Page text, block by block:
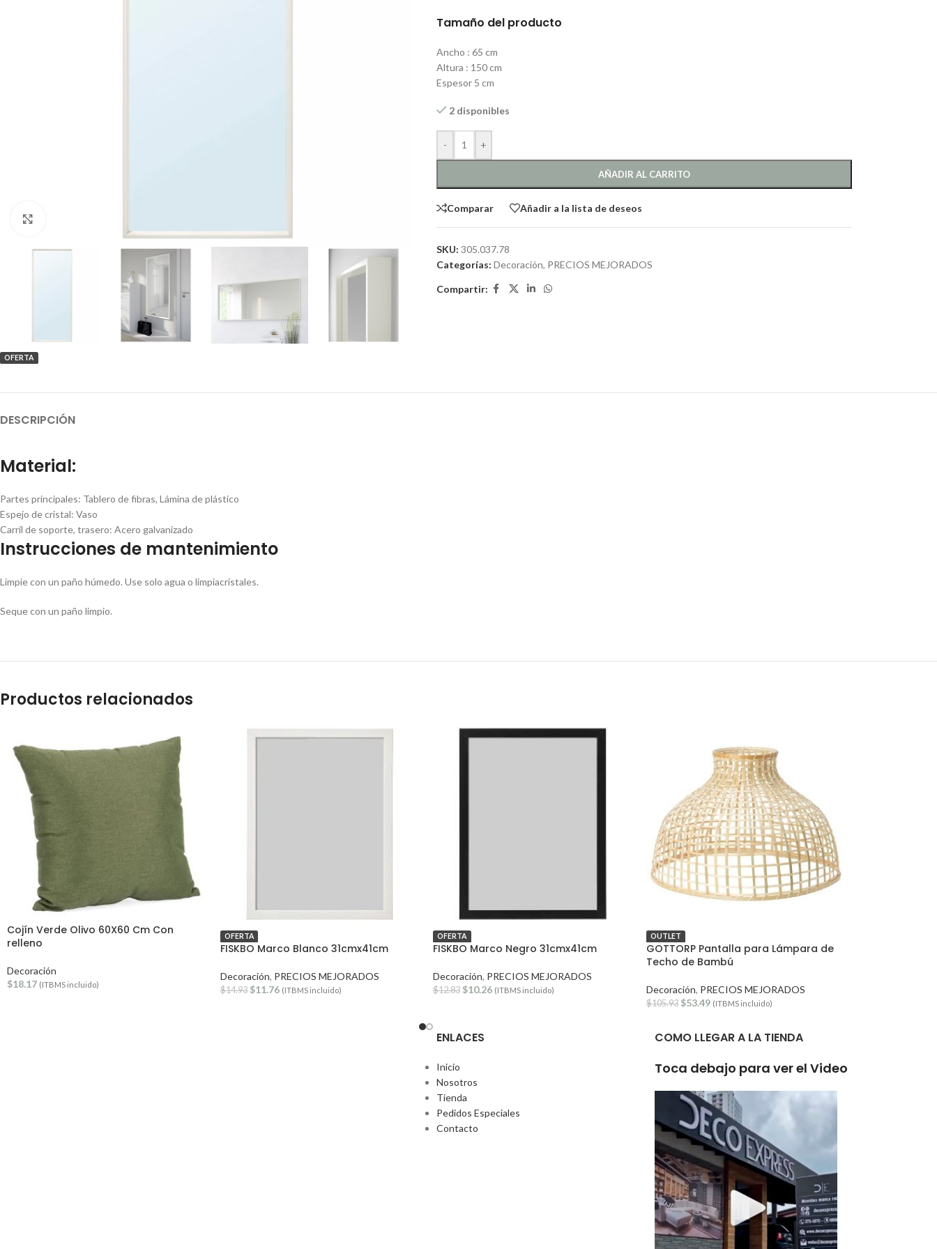
OFERTA
Tamaño del producto
Ancho : 65 cm
Altura : 150 cm
Espesor 5 cm
2 disponibles
- +
AÑADIR AL CARRITO
Comparar Añadir a la lista de deseos
SKU: 305.037.78
Categorías: Decoración, PRECIOS MEJORADOS
Compartir:
DESCRIPCIÓN
Material:
Partes principales: Tablero de fibras, Lámina de plástico
Espejo de cristal: Vaso
Carril de soporte, trasero: Acero galvanizado
Instrucciones de mantenimiento
Limpie con un paño húmedo. Use solo agua o limpiacristales.
Seque con un paño limpio.
Productos relacionados
Cojín Verde Olivo 60X60 Cm Con
relleno
Decoración
$18.17 (ITBMS incluido)
OFERTA
FISKBO Marco Blanco 31cmx41cm
Decoración, PRECIOS MEJORADOS
$14.93 $11.76 (ITBMS incluido)
OFERTA
FISKBO Marco Negro 31cmx41cm
Decoración, PRECIOS MEJORADOS
$12.83 $10.26 (ITBMS incluido)
OUTLET
GOTTORP Pantalla para Lámpara de
Techo de Bambú
Decoración, PRECIOS MEJORADOS
$105.93 $53.49 (ITBMS incluido)
ENLACES
Inicio
Nosotros
Tienda
Pedidos Especiales
Contacto
COMO LLEGAR A LA TIENDA
Toca debajo para ver el Video